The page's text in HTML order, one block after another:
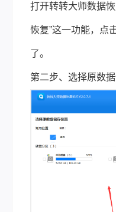
打开转转大师数据
恢复”这一功能，点
了。
第二步、选择原数